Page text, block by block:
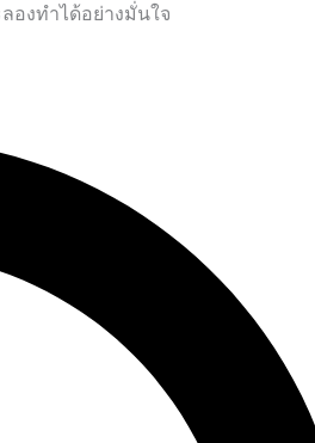
องทำได้อย่างมั่นใจ